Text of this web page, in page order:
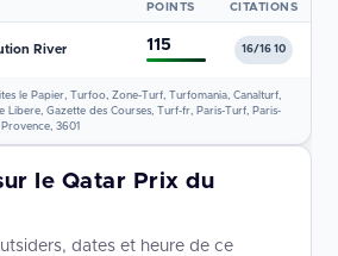
POINTS CITATIONS
River 115 16/16 10
le Papier, Turfoo, Zone-Turf, Turfomania, Canalturf,
Libere, Gazette des Courses, Turf-fr, Paris-Turf, Paris-
3601
le Qatar Prix du
dates et heure de ce